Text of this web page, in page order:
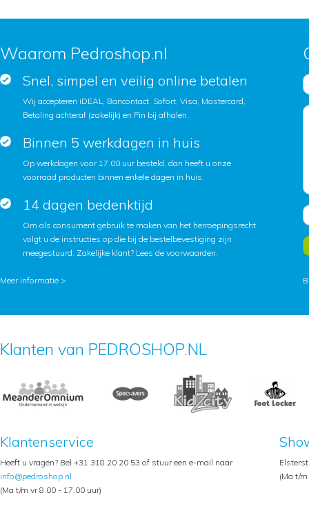
Waarom Pedroshop.nl
Snel, simpel en veilig online betalen
Wij accepteren iDEAL, Bancontact, Sofort, Visa, Mastercard,
Betaling achteraf (zakelijk) en Pin bij afhalen.
Binnen 5 werkdagen in huis
Op werkdagen voor 17.00 uur besteld, dan heeft u onze
voorraad producten binnen enkele dagen in huis.
14 dagen bedenktijd
Om als consument gebruik te maken van het herroepingsrecht
volgt u de instructies op die bij de bestelbevestiging zijn
meegestuurd. Zakelijke klant? Lees de voorwaarden.
Meer informatie >
Klanten van PEDROSHOP.NL
Klantenservice
Heeft u vragen? Bel +31 318 20 20 53 of stuur een e-mail naar
info@pedroshop.nl
(Ma t/m vr 8.00 - 17.00 uur)
(Ma t/